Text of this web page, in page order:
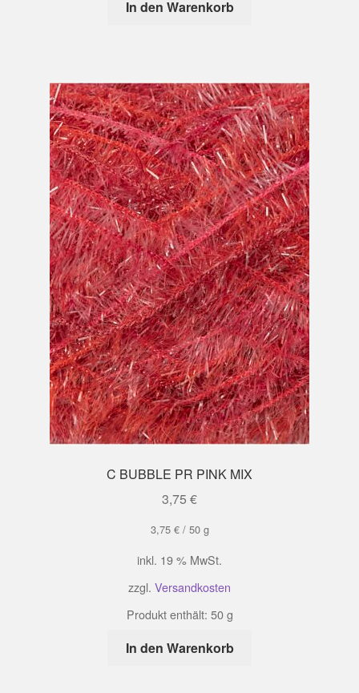
In den Warenkorb
C BUBBLE PR PINK MIX
3,75 €
3,75 €/ 50 g
inkl. 19 % MwSt.
zzgl. Versandkosten
Produkt enthält: 50g
In den Warenkorb